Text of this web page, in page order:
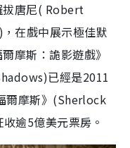
拔唐尼( Robert
在戲中展示極佳默
摩斯：詭影遊戲》
已經是2011
爾摩斯》(Sherlock
逾5億美元票房。